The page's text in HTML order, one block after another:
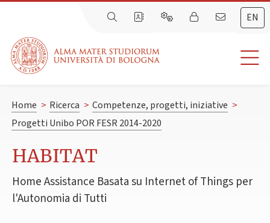
EN
Home > Ricerca > Competenze, progetti, iniziative >
Progetti Unibo POR FESR 2014-2020
HABITAT
Home Assistance Basata su Internet of Things per
l'Autonomia di Tutti